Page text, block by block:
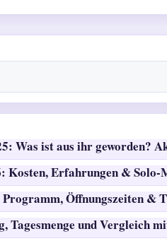
Was ist aus ihr geworden?
Kosten, Erfahrungen & Solo-
Öffnungszeiten &
Tagesmenge und Vergleich